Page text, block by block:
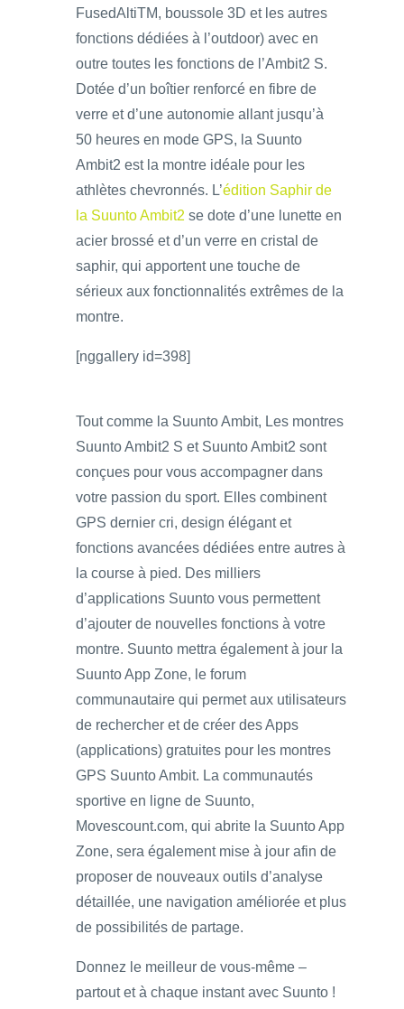
FusedAltiTM, boussole 3D et les autres
fonctions dédiées à l’outdoor) avec en
outre toutes les fonctions de l’Ambit2 S.
Dotée d’un boîtier renforcé en fibre de
verre et d’une autonomie allant jusqu’à
50 heures en mode GPS, la Suunto
Ambit2 est la montre idéale pour les
athlètes chevronnés. L’édition Saphir de
la Suunto Ambit2 se dote d’une lunette en
acier brossé et d’un verre en cristal de
saphir, qui apportent une touche de
sérieux aux fonctionnalités extrêmes de la
montre.
[nggallery id=398]
Tout comme la Suunto Ambit, Les montres
Suunto Ambit2 S et Suunto Ambit2 sont
conçues pour vous accompagner dans
votre passion du sport. Elles combinent
GPS dernier cri, design élégant et
fonctions avancées dédiées entre autres à
la course à pied. Des milliers
d’applications Suunto vous permettent
d’ajouter de nouvelles fonctions à votre
montre. Suunto mettra également à jour la
Suunto App Zone, le forum
communautaire qui permet aux utilisateurs
de rechercher et de créer des Apps
(applications) gratuites pour les montres
GPS Suunto Ambit. La communautés
sportive en ligne de Suunto,
Movescount.com, qui abrite la Suunto App
Zone, sera également mise à jour afin de
proposer de nouveaux outils d’analyse
détaillée, une navigation améliorée et plus
de possibilités de partage.
Donnez le meilleur de vous-même –
partout et à chaque instant avec Suunto !